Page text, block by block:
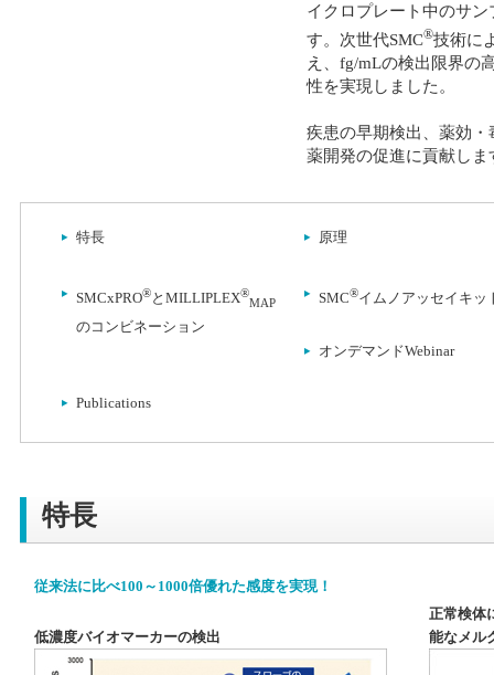
イクロプレート中のサ
す。次世代SMC®技術に
え、fg/mLの検出限界の
性を実現しました。
疾患の早期検出、薬効
薬開発の促進に貢献しま
特長 原理
SMCxPRO®とMILLIPLEX®
MAP
のコンビネーション
SMC®イムノアッセイキッ
オンデマンドWebinar
Publications
特長
従来法に比べ100～1000倍優れた感度を実現！
低濃度バイオマーカーの検出
正常検体
能なメル